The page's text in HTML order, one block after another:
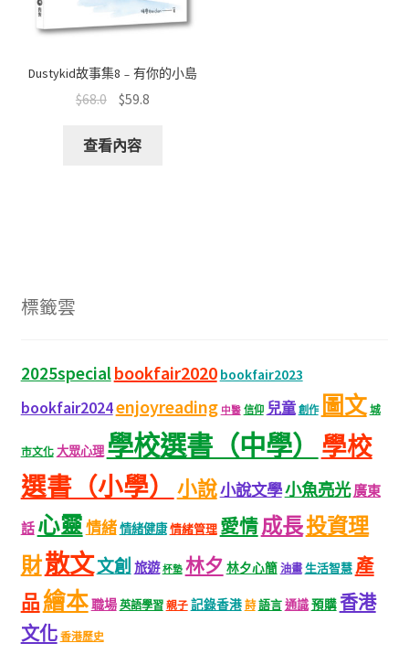
Dustykid故事集8﹣有你的小島
$68.0 $59.8
查看內容
標籤雲
2025specialbookfair2020 bookfair2023
bookfair2024enjoyreading 中醫 信仰 兒童 創作 圖文 城
市文化 大眾心理 學校選書（中學）
學校
選書（小學）
小說小說文學小魚亮光廣東
話 心靈情緒情緒健康情緒管理 愛情成長投資理
財散文文創 旅遊 杯墊 林夕 林夕心簡 油畫 生活智慧產
品繪本職場 英語學習 親子 記錄香港 詩 語言通識預購香港
文化 香港歷史